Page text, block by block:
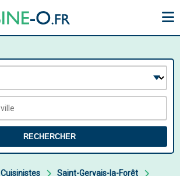
RECHERCHER
Cuisinistes
Saint-Gervais-la-Forêt